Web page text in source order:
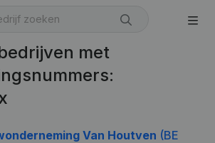
met
Van Houtven (BE